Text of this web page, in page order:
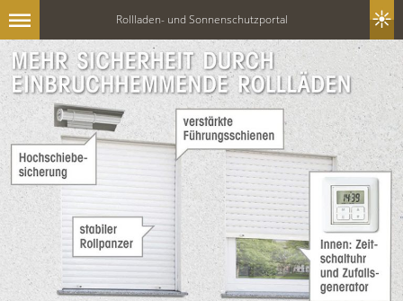
Rollladen- und Sonnenschutzportal